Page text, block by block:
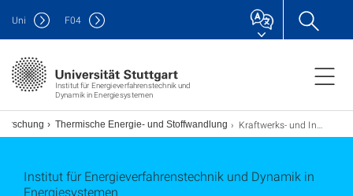
Institut für Energieverfahrenstechnik und
Dynamik in Energiesystemen
Uni F04
Thermische Energie- und Stoffwandlung Kraftwerks- und Industriefeuerungen
Institut für Energieverfahrenstechnik und Dynamik in
Energiesystemen